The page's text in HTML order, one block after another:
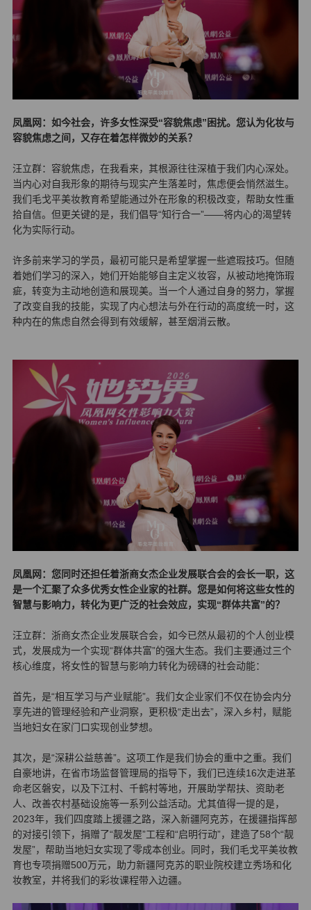
凤凰网：如今社会，许多女性深受“容貌焦虑”困扰。您认为化妆与
容貌焦虑之间，又存在着怎样微妙的关系？
汪立群：容貌焦虑，在我看来，其根源往往深植于我们内心深处。
当内心对自我形象的期待与现实产生落差时，焦虑便会悄然滋生。
我们毛戈平美妆教育希望能通过外在形象的积极改变，帮助女性重
拾自信。但更关键的是，我们倡导“知行合一”——将内心的渴望转
化为实际行动。
许多前来学习的学员，最初可能只是希望掌握一些遮瑕技巧。但随
着她们学习的深入，她们开始能够自主定义妆容，从被动地掩饰瑕
疵，转变为主动地创造和展现美。当一个人通过自身的努力，掌握
了改变自我的技能，实现了内心想法与外在行动的高度统一时，这
种内在的焦虑自然会得到有效缓解，甚至烟消云散。
凤凰网：您同时还担任着浙商女杰企业发展联合会的会长一职，这
是一个汇聚了众多优秀女性企业家的社群。您是如何将这些女性的
智慧与影响力，转化为更广泛的社会效应，实现“群体共富”的？
汪立群：浙商女杰企业发展联合会，如今已然从最初的个人创业模
式，发展成为一个实现“群体共富”的强大生态。我们主要通过三个
核心维度，将女性的智慧与影响力转化为磅礴的社会动能：
首先，是“相互学习与产业赋能”。我们女企业家们不仅在协会内分
享先进的管理经验和产业洞察，更积极“走出去”，深入乡村，赋能
当地妇女在家门口实现创业梦想。
其次，是“深耕公益慈善”。这项工作是我们协会的重中之重。我们
自豪地讲，在省市场监督管理局的指导下，我们已连续16次走进革
命老区磐安，以及下江村、千鹤村等地，开展助学帮扶、资助老
人、改善农村基础设施等一系列公益活动。尤其值得一提的是，
2023年，我们四度踏上援疆之路，深入新疆阿克苏，在援疆指挥部
的对接引领下，捐赠了“靓发屋”工程和“启明行动”，建造了58个“靓
发屋”，帮助当地妇女实现了零成本创业。同时，我们毛戈平美妆教
育也专项捐赠500万元，助力新疆阿克苏的职业院校建立秀场和化
妆教室，并将我们的彩妆课程带入边疆。